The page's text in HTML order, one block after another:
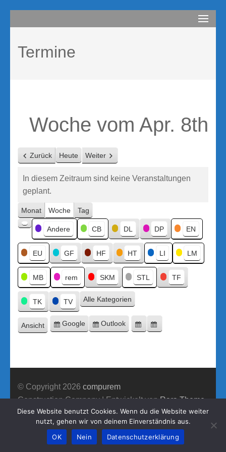
Inhalt
(Enter
drücken)
compurem
Termine
Woche vom Apr. 8th
Zurück Heute Weiter
In diesem Zeitraum sind keine Veranstaltungen
geplant.
Monat Woche Tag
Kategorien
Kategorie
ohne
Titel
Andere CB DL DP EN
EU GF HF HT LI LM
MB rem SKM STL TF
TK TV Alle Kategorien
Ansicht ausdrucken
Eintragen
Google
Eintragen
Outlook
Google-
© Copyright 2026 compurem
Construction Company | Entwickelt von Rara Theme
Präsentiert von WordPress.
Diese Website benutzt Cookies. Wenn du die Website weiter
nutzt, gehen wir von deinem Einverständnis aus.
OK
Nein Datenschutzerklärung